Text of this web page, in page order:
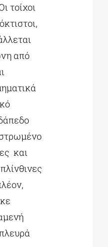
τοίχοι
από
και